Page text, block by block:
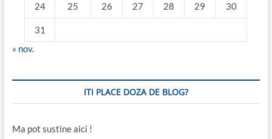
24 25 26 27 28 29 30
31
« nov.
ITI PLACE DOZA DE BLOG?
Ma pot sustine aici !